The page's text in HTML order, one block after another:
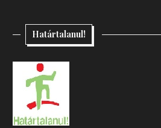
Határtalanul!